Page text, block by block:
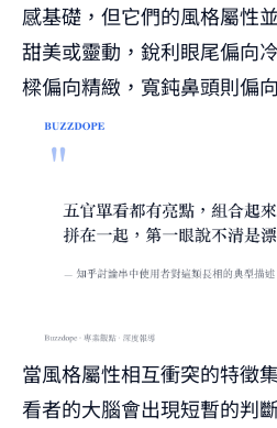
感基礎，但它們的風格屬性
甜美或靈動，銳利眼尾偏向
樑偏向精緻，寬鈍鼻頭則偏
當風格屬性相互衝突的特徵
看者的大腦會出現短暫的判